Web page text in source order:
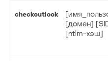
checkoutlook
[домен]
[ntlm-хэш]